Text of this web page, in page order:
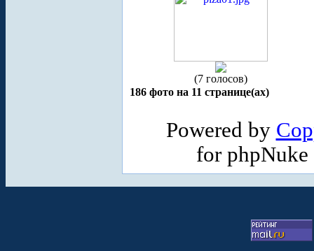
(7 голосов)
186 фото на 11 странице(ах)
Powered by
for